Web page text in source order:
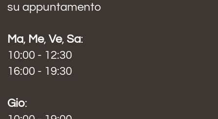
su appuntamento
Ma, Me, Ve, Sa:
10:00 - 12:30
16:00 - 19:30
Gio: